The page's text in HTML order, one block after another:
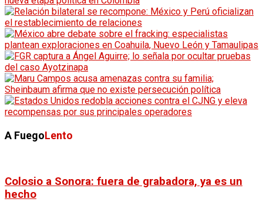
A FuegoLento
Colosio a Sonora: fuera de grabadora, ya es un
hecho